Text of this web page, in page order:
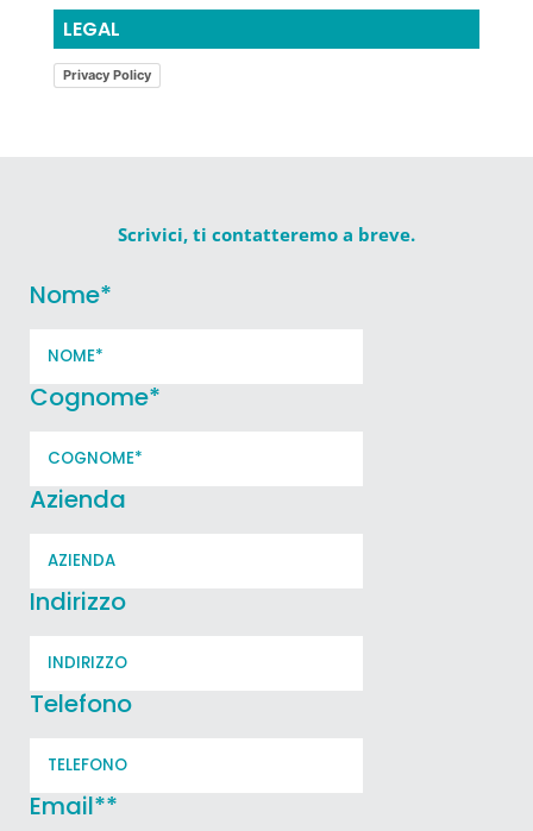
LEGAL
Privacy Policy
Scrivici, ti contatteremo a breve.
Nome*
Cognome*
Azienda
Indirizzo
Telefono
Email**